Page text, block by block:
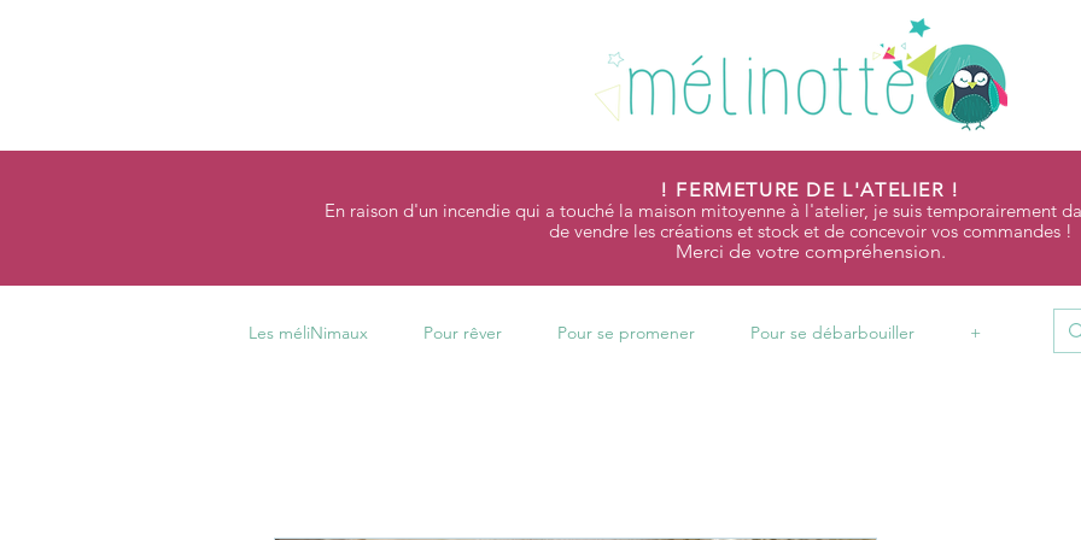
! FERMETURE DE L'ATELIER !
En raison d'un incendie qui a touché la maison mitoyenne à l'atelier, je suis temporairement
de vendre les créations et stock et de concevoir vos commandes !
Merci de votre compréhension.
Les méliNimaux Pour rêver Pour se promener Pour se débarbouiller +